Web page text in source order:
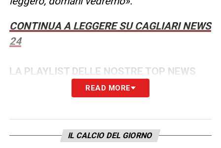
CONTINUA A LEGGERE SU CAGLIARI NEWS
24
LA PLAYLIST DELLE NOSTRE TOP NEWS
READ MORE
IL CALCIO DEL GIORNO